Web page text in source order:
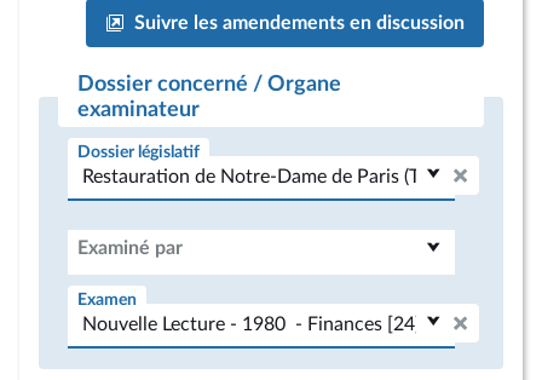
Suivre les amendements en discussion
Dossier concerné / Organe
examinateur
Dossier législatif
Examiné par
Examen